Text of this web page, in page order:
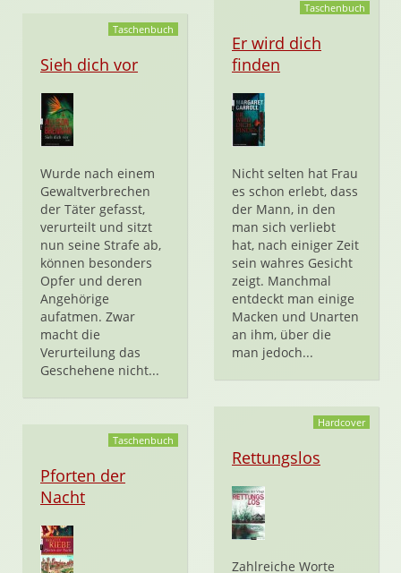
Taschenbuch
Sieh dich vor
Wurde nach einem
Gewaltverbrechen
der Täter gefasst,
verurteilt und sitzt
nun seine Strafe ab,
können besonders
Opfer und deren
Angehörige
aufatmen. Zwar
macht die
Verurteilung das
Geschehene nicht...
Taschenbuch
Er wird dich
finden
Nicht selten hat Frau
es schon erlebt, dass
der Mann, in den
man sich verliebt
hat, nach einiger Zeit
sein wahres Gesicht
zeigt. Manchmal
entdeckt man einige
Macken und Unarten
an ihm, über die
man jedoch...
Taschenbuch
Pforten der
Nacht
Hardcover
Rettungslos
Zahlreiche Worte